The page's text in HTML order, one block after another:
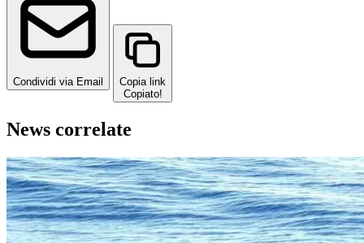
Condividi via Email
Copia link
Copiato!
News correlate